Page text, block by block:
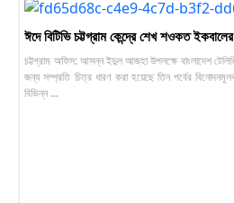
ঈদে বিটিভি চট্টগ্রাম কেন্দ্রে শেখ শওকত
চট্টগ্রাম অফিস: আসন্ন ইদুল আজহা উপলক্ষে বাংলাদেশ
জন্য সম্প্রতি চিত্র ধারণ করা হয়েছে তিন পর্বের
বিভিন্ন ...